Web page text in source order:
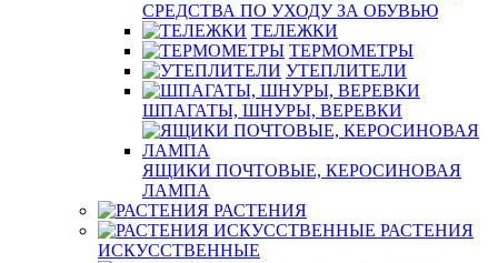
СРЕДСТВА ПО УХОДУ ЗА ОБУВЬЮ
ТЕЛЕЖКИ
ТЕРМОМЕТРЫ
УТЕПЛИТЕЛИ
ШПАГАТЫ, ШНУРЫ, ВЕРЕВКИ
ЯЩИКИ ПОЧТОВЫЕ, КЕРОСИНОВАЯ
ЛАМПА
РАСТЕНИЯ
РАСТЕНИЯ
ИСКУССТВЕННЫЕ